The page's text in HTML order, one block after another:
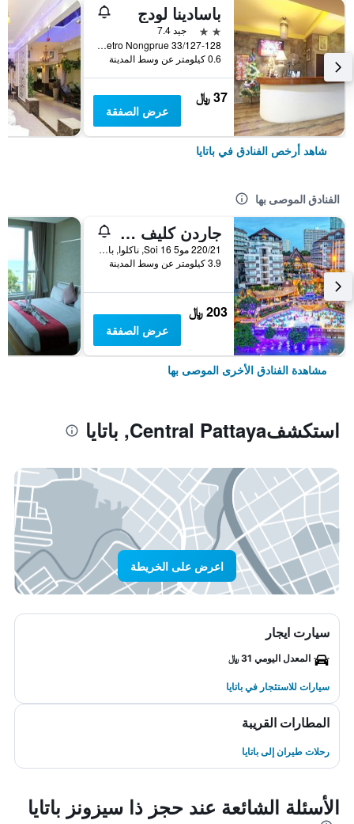
باسادينا لودج
2 نجمتين
جيد 7.4
33/127-128 Moo 10 Soi Lk Metro Nongprue, باتايا, تايلاند
0.6 كيلومتر عن وسط المدينة
37 ﷼
عرض الصفقة
شاهد أرخص الفنادق في باتايا
الفنادق الموصى بها
جاردن كليف ريزورت آند سبا
220/21 مو5 Soi 16, ناكلوا, بانغلامونغ, باتايا, تايلاند
3.9 كيلومتر عن وسط المدينة
203 ﷼
عرض الصفقة
مشاهدة الفنادق الأخرى الموصى بها
استكشفCentral Pattaya, باتايا
اعرض على الخريطة
سيارت ايجار
المعدل اليومي 31 ﷼
سيارات للاستئجار في باتايا
المطارات القريبة
رحلات طيران إلى باتايا
الأسئلة الشائعة عند حجز ذا سيزونز باتايا